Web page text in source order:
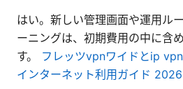
はい。新しい管理画面や運用ル
ーニングは、初期費用の中に含
す。 フレッツvpnワイドとip
インターネット利用ガイド 2026